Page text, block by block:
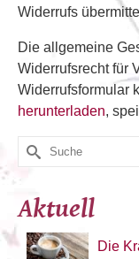
Widerrufs
Die allgemeine
Widerrufsrecht für
Widerrufsformular
herunterladen,
Suche
nach:
Aktuell
Die